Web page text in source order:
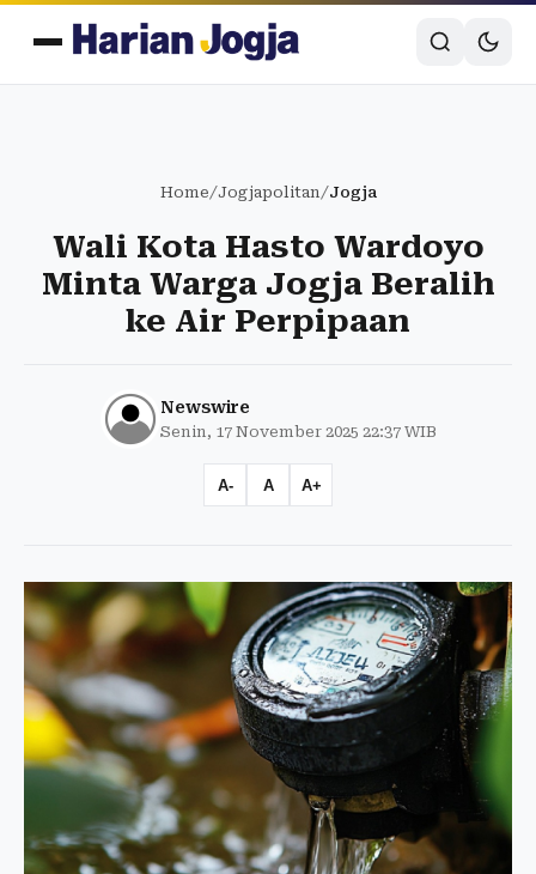
Home/Jogjapolitan/Jogja
Wali Kota Hasto Wardoyo
Minta Warga Jogja Beralih
ke Air Perpipaan
Newswire
Senin, 17 November 2025 22:37 WIB
A- A A+